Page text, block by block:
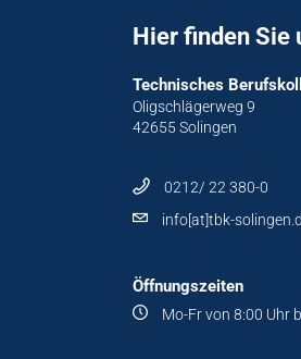
Hier finden Sie
Technisches
Oligschlägerweg 9
42655 Solingen
0212/ 22 380-0
info[at]tbk-
Öffnungszeiten
Mo-Fr von 8:00 Uhr